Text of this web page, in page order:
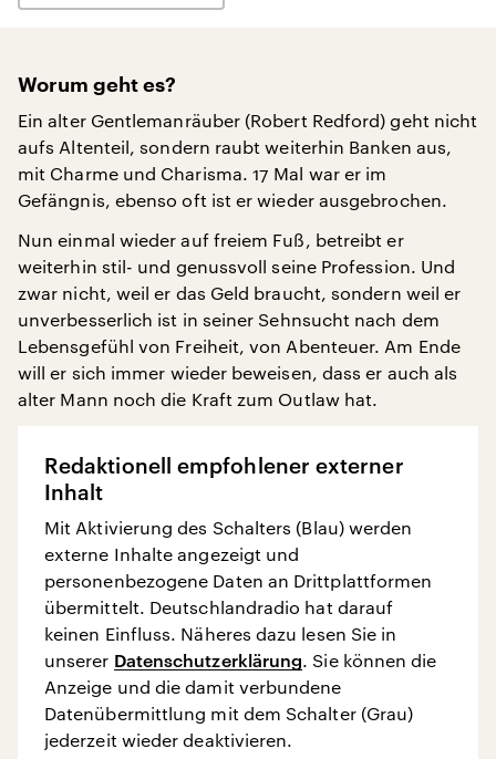
Worum geht es?
Ein alter Gentlemanräuber (Robert Redford) geht nicht
aufs Altenteil, sondern raubt weiterhin Banken aus,
mit Charme und Charisma. 17 Mal war er im
Gefängnis, ebenso oft ist er wieder ausgebrochen.
Nun einmal wieder auf freiem Fuß, betreibt er
weiterhin stil- und genussvoll seine Profession. Und
zwar nicht, weil er das Geld braucht, sondern weil er
unverbesserlich ist in seiner Sehnsucht nach dem
Lebensgefühl von Freiheit, von Abenteuer. Am Ende
will er sich immer wieder beweisen, dass er auch als
alter Mann noch die Kraft zum Outlaw hat.
Redaktionell empfohlener externer
Inhalt
Mit Aktivierung des Schalters (Blau) werden
externe Inhalte angezeigt und
personenbezogene Daten an Drittplattformen
übermittelt. Deutschlandradio hat darauf
keinen Einfluss. Näheres dazu lesen Sie in
unserer Datenschutzerklärung. Sie können die
Anzeige und die damit verbundene
Datenübermittlung mit dem Schalter (Grau)
jederzeit wieder deaktivieren.